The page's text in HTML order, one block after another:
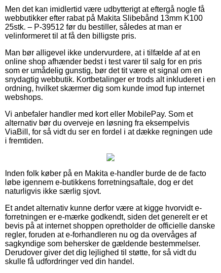
Men det kan imidlertid være udbytterigt at eftergå nogle få
webbutikker efter rabat på Makita Slibebånd 13mm K100
25stk. – P-39512 før du bestiller, således at man er
velinformeret til at få den billigste pris.
Man bør alligevel ikke undervurdere, at i tilfælde af at en
online shop afhænder bedst i test varer til salg for en pris
som er umådelig gunstig, bør det tit være et signal om en
snydagtig webbutik. Kortbetalinger er trods alt inkluderet i en
ordning, hvilket skærmer dig som kunde imod fup internet
webshops.
Vi anbefaler handler med kort eller MobilePay. Som et
alternativ bør du overveje en løsning fra eksempelvis
ViaBill, for så vidt du ser en fordel i at dække regningen ude
i fremtiden.
Inden folk køber på en Makita e-handler burde de de facto
løbe igennem e-butikkens forretningsaftale, dog er det
naturligvis ikke særlig sjovt.
Et andet alternativ kunne derfor være at kigge hvorvidt e-
forretningen er e-mærke godkendt, siden det generelt er et
bevis på at internet shoppen opretholder de officielle danske
regler, foruden at e-forhandleren nu og da overvåges af
sagkyndige som behersker de gældende bestemmelser.
Derudover giver det dig lejlighed til støtte, for så vidt du
skulle få udfordringer ved din handel.